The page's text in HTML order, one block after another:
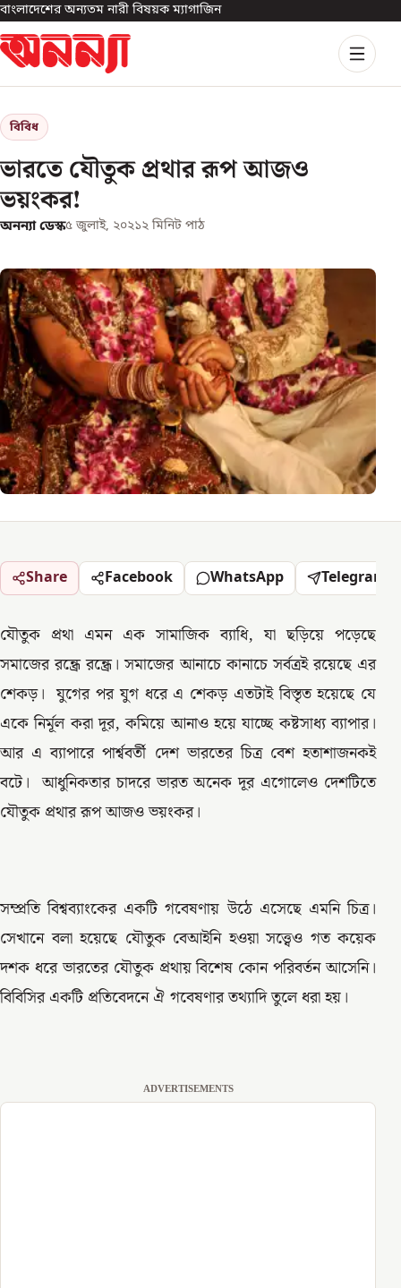
বাংলাদেশের অন্যতম নারী বিষয়ক ম্যাগাজিন
বিবিধ
ভারতে যৌতুক প্রথার রূপ আজও
ভয়ংকর!
অনন্যা ডেস্ক৫ জুলাই, ২০২১২ মিনিট পাঠ
Share Facebook WhatsApp Telegram
যৌতুক প্রথা এমন এক সামাজিক ব্যাধি, যা ছড়িয়ে পড়েছে
সমাজের রন্ধ্রে রন্ধ্রে। সমাজের আনাচে কানাচে সর্বত্রই রয়েছে এর
শেকড়। যুগের পর যুগ ধরে এ শেকড় এতটাই বিস্তৃত হয়েছে যে
একে নির্মূল করা দূর, কমিয়ে আনাও হয়ে যাচ্ছে কষ্টসাধ্য ব্যাপার।
আর এ ব্যাপারে পার্শ্ববর্তী দেশ ভারতের চিত্র বেশ হতাশাজনকই
বটে। আধুনিকতার চাদরে ভারত অনেক দূর এগোলেও দেশটিতে
যৌতুক প্রথার রূপ আজও ভয়ংকর।
সম্প্রতি বিশ্বব্যাংকের একটি গবেষণায় উঠে এসেছে এমনি চিত্র।
সেখানে বলা হয়েছে যৌতুক বেআইনি হওয়া সত্ত্বেও গত কয়েক
দশক ধরে ভারতের যৌতুক প্রথায় বিশেষ কোন পরিবর্তন আসেনি।
বিবিসির একটি প্রতিবেদনে ঐ গবেষণার তথ্যাদি তুলে ধরা হয়।
ADVERTISEMENTS